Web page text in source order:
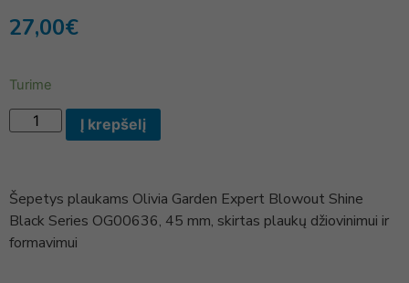
27,00€
Turime
Į krepšelį
Šepetys plaukams Olivia Garden Expert Blowout Shine
Black Series OG00636, 45 mm, skirtas plaukų džiovinimui ir
formavimui